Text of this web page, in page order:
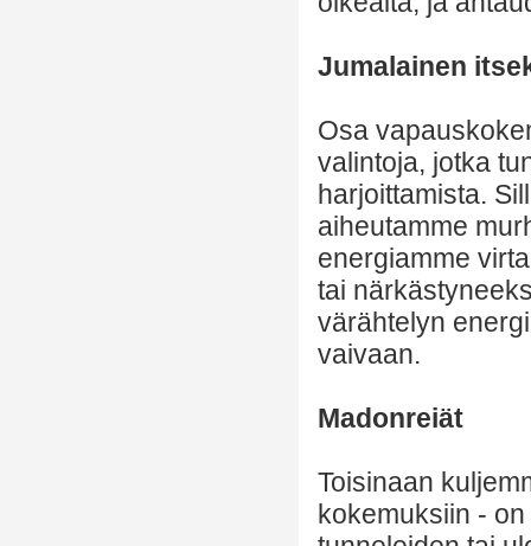
Jumalainen
Osa
valintoja, jotka
harjoittamista.
aiheutamme
energiamme
tai
värähtelyn
vaivaan.
Madonreiät
Toisinaan
kokemuksiin -